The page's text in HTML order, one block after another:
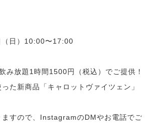
日）10:00〜17:00
み放題1時間1500円（税込）でご提供！
た新商品「キャロットヴァイツェン」
ますので、InstagramのDMやお電話でご